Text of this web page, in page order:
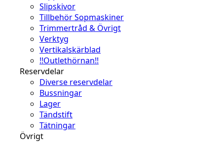
Slipskivor
Tillbehör Sopmaskiner
Trimmertråd & Övrigt
Verktyg
Vertikalskärblad
!!Outlethörnan!!
Reservdelar
Diverse reservdelar
Bussningar
Lager
Tändstift
Tätningar
Övrigt